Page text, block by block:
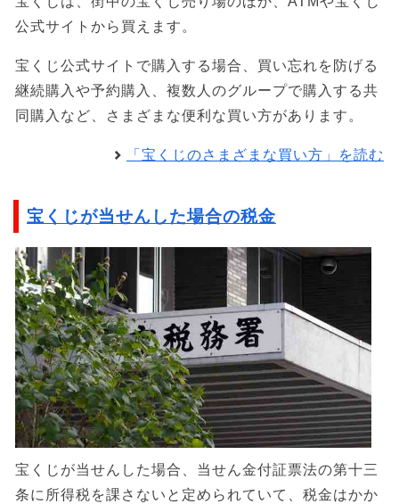
公式サイトから買えます。
宝くじ公式サイトで購入する場合、買い忘れを防げる
継続購入や予約購入、複数人のグループで購入する共
同購入など、さまざまな便利な買い方があります。
「宝くじのさまざまな買い方」を読む
宝くじが当せんした場合の税金
宝くじが当せんした場合、当せん金付証票法の第十三
条に所得税を課さないと定められていて、税金はかか